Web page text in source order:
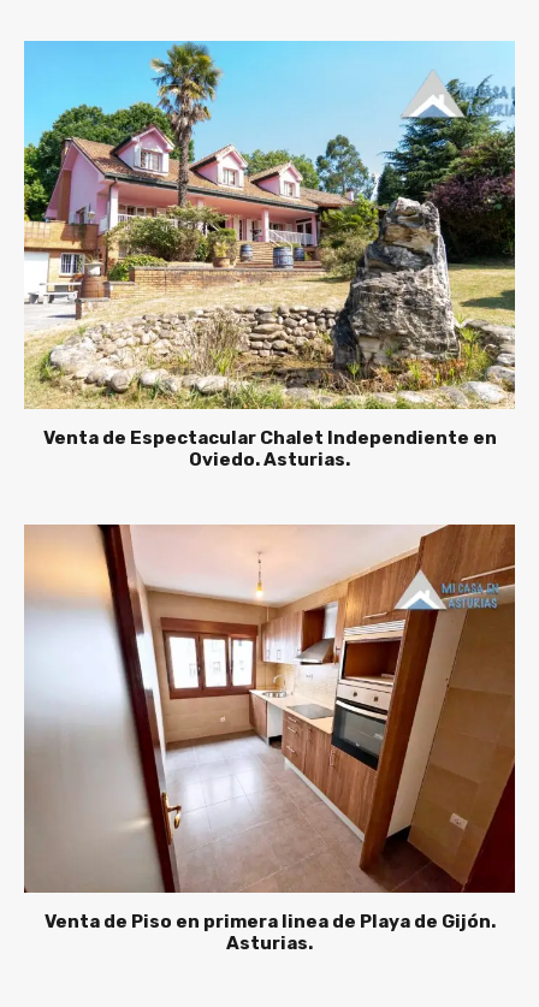
Venta de Espectacular Chalet Independiente en
Oviedo. Asturias.
Venta de Piso en primera linea de Playa de Gijón.
Asturias.